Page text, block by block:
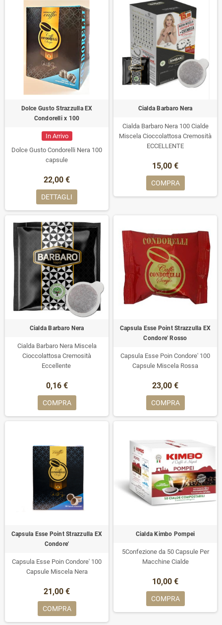
Dolce Gusto Strazzulla EX
Condorelli x 100
In Arrivo
Dolce Gusto Condorelli Nera 100
capsule
22,00 €
DETTAGLI
Cialda Barbaro Nera
Cialda Barbaro Nera 100 Cialde
Miscela Cioccolattosa Cremosità
ECCELLENTE
15,00 €
COMPRA
Cialda Barbaro Nera
Cialda Barbaro Nera Miscela
Cioccolattosa Cremosità
Eccellente
0,16 €
COMPRA
Capsula Esse Point Strazzulla EX
Condore' Rosso
Capsula Esse Poin Condore' 100
Capsule Miscela Rossa
23,00 €
COMPRA
Capsula Esse Point Strazzulla EX
Condore'
Capsula Esse Poin Condore' 100
Capsule Miscela Nera
21,00 €
COMPRA
Cialda Kimbo Pompei
5Confezione da 50 Capsule Per
Macchine Cialde
10,00 €
COMPRA